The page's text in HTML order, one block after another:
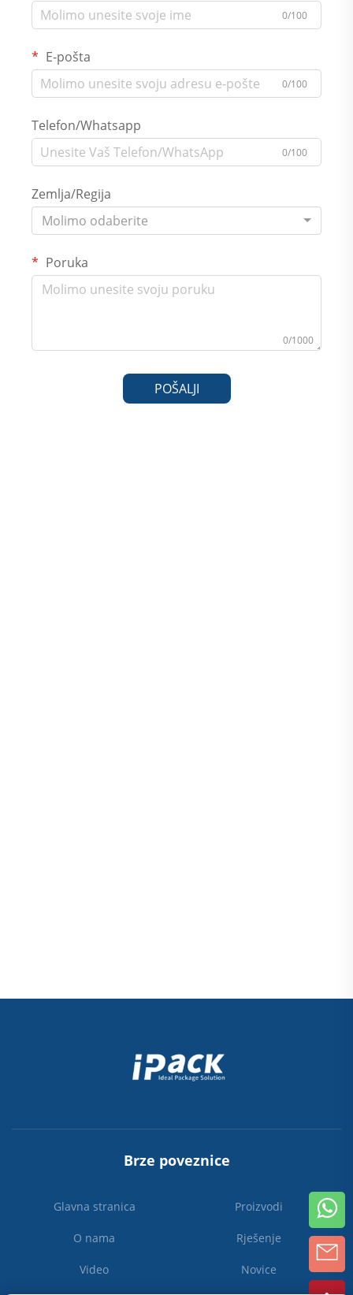
0/100
E-pošta
0/100
Telefon/Whatsapp
0/100
Zemlja/Regija
Molimo odaberite
Poruka
0/1000
POŠALJI
Brze poveznice
Glavna stranica Proizvodi
O nama Rješenje
Video Novice